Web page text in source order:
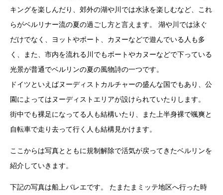
キングを楽しんだり、郊外の湖や川では水泳を楽しむなど、これ
らがベルリナー流の夏の過ごし方と言えます。 湖や川では泳ぐ
だけでなく、ヨットやボート、カヌーなどで遊んでいる人も多
く、また、市内を流れる川でもボートやカヌーなどで下っている
光景が普通でベルリンの夏の風物詩の一つです。
ドイツといえばヌーディストカルチャーの盛んな国でもあり、公
園によってはヌーディストエリアが設けられていたりします。
街中でも裸足になってる人も結構いたり、また上半身裸で颯爽と
自転車で走り去って行く人も結構見かけます。
ここからは写真とともに規制解除で活気が戻ってきたベルリンを
紹介していきます。
下記の写真は船上バレエです。 たまたまミッテ地区へ行った時